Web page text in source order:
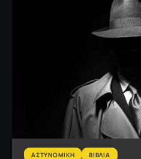
ΑΣΤΥΝΟΜΙΚΗ ΒΙΒΛΙΑ